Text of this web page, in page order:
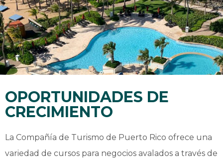
OPORTUNIDADES DE
CRECIMIENTO
La Compañía de Turismo de Puerto Rico ofrece una
variedad de cursos para negocios avalados a través de